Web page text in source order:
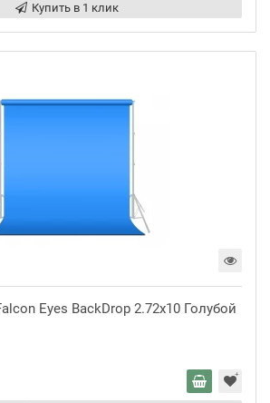
Купить в 1 клик
Eyes BackDrop 2.72x10 Голубой